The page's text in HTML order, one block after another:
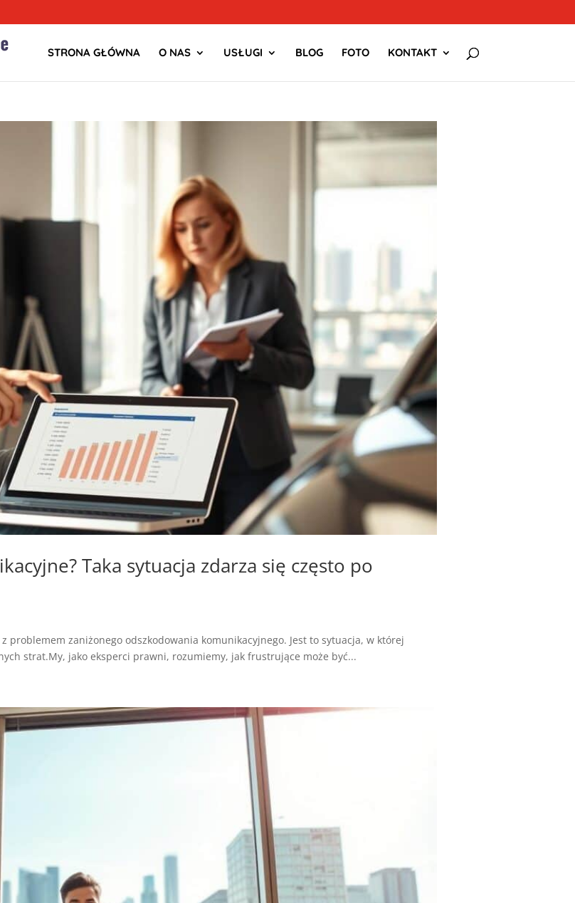
STRONA GŁÓWNA O NAS USŁUGI BLOG FOTO KONTAKT
Taka sytuacja zdarza się często po
problemem zaniżonego odszkodowania komunikacyjnego. Jest to sytuacja, w której
strat.My, jako eksperci prawni, rozumiemy, jak frustrujące może być...